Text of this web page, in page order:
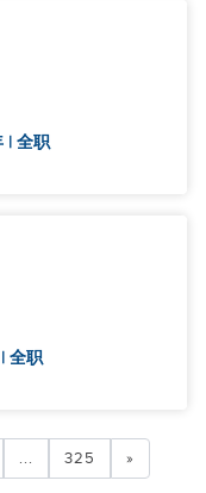
| 全职
全职
... 325 »